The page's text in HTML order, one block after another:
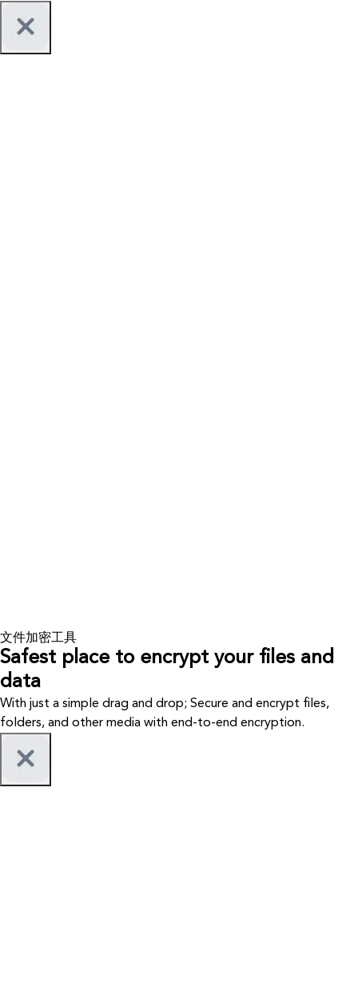
文件加密工具
Safest place to encrypt your files and
data
With just a simple drag and drop; Secure and encrypt files,
folders, and other media with end-to-end encryption.